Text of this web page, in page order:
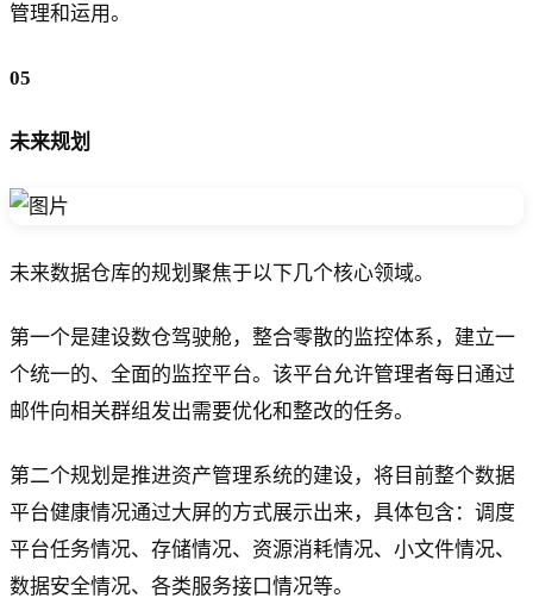
管理和运用。
05
未来规划
未来数据仓库的规划聚焦于以下几个核心领域。
第一个是建设数仓驾驶舱，整合零散的监控体系，建立一
个统一的、全面的监控平台。该平台允许管理者每日通过
邮件向相关群组发出需要优化和整改的任务。
第二个规划是推进资产管理系统的建设，将目前整个数据
平台健康情况通过大屏的方式展示出来，具体包含：调度
平台任务情况、存储情况、资源消耗情况、小文件情况、
数据安全情况、各类服务接口情况等。